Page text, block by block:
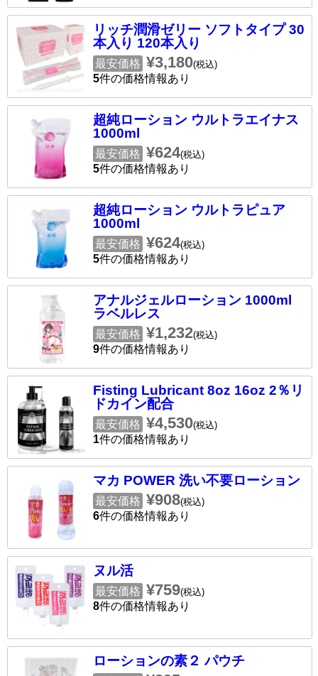
リッチ潤滑ゼリー ソフトタイプ 30
本入り 120本入り
最安価格 ¥3,180(税込)
5件の価格情報あり
超純ローション ウルトラエイナス
1000ml
最安価格 ¥624(税込)
5件の価格情報あり
超純ローション ウルトラピュア
1000ml
最安価格 ¥624(税込)
5件の価格情報あり
アナルジェルローション 1000ml
ラベルレス
最安価格 ¥1,232(税込)
9件の価格情報あり
Fisting Lubricant 8oz 16oz 2％リ
ドカイン配合
最安価格 ¥4,530(税込)
1件の価格情報あり
マカ POWER 洗い不要ローション
最安価格 ¥908(税込)
6件の価格情報あり
ヌル活
最安価格 ¥759(税込)
8件の価格情報あり
ローションの素２ パウチ